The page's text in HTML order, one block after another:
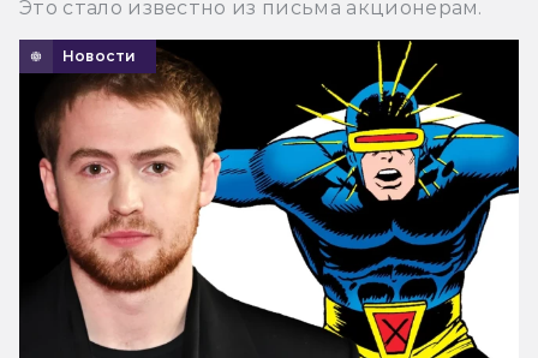
Это стало известно из письма акционерам.
Новости